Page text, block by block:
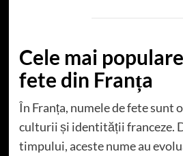
Cele mai
fete din Franța
În Franța, numele de fete sunt
culturii și identității franceze.
timpului, aceste nume au